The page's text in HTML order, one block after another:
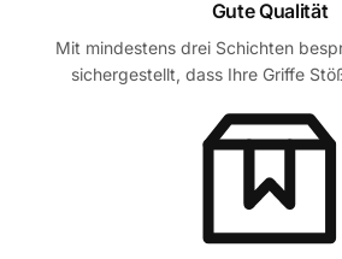
Gute Qualität
Mit mindestens drei Schichten
sichergestellt, dass Ihre Griffe